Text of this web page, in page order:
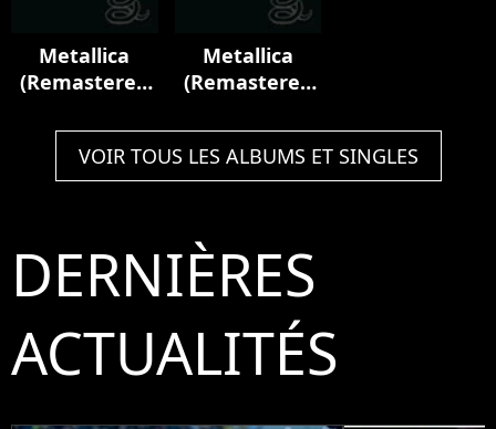
Metallica
(Remastered
Set)
Metallica
(Remastered
VOIR TOUS LES ALBUMS ET SINGLES
DERNIÈRES
ACTUALITÉS